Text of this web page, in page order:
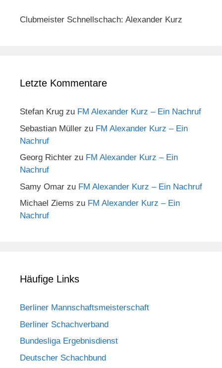
Clubmeister Schnellschach: Alexander Kurz
Letzte Kommentare
Stefan Krug zu FM Alexander Kurz – Ein Nachruf
Sebastian Müller zu FM Alexander Kurz – Ein
Nachruf
Georg Richter zu FM Alexander Kurz – Ein
Nachruf
Samy Omar zu FM Alexander Kurz – Ein Nachruf
Michael Ziems zu FM Alexander Kurz – Ein
Nachruf
Häufige Links
Berliner Mannschaftsmeisterschaft
Berliner Schachverband
Bundesliga Ergebnisdienst
Deutscher Schachbund